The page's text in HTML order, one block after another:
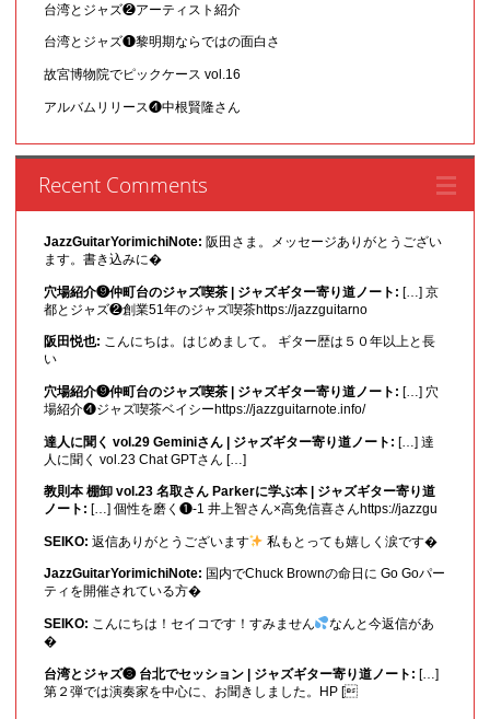
台湾とジャズ❷アーティスト紹介
台湾とジャズ❶黎明期ならではの面白さ
故宮博物院でピックケース vol.16
アルバムリリース❹中根賢隆さん
Recent Comments
JazzGuitarYorimichiNote: 阪田さま。メッセージありがとうござい
ます。書き込みに�
穴場紹介❾仲町台のジャズ喫茶 | ジャズギター寄り道ノート: […] 京
都とジャズ❷創業51年のジャズ喫茶https://jazzguitarno
阪田悦也: こんにちは。はじめまして。 ギター歴は５０年以上と長
い
穴場紹介❾仲町台のジャズ喫茶 | ジャズギター寄り道ノート: […] 穴
場紹介❹ジャズ喫茶ベイシーhttps://jazzguitarnote.info/
達人に聞く vol.29 Geminiさん | ジャズギター寄り道ノート: […] 達
人に聞く vol.23 Chat GPTさん […]
教則本 棚卸 vol.23 名取さん Parkerに学ぶ本 | ジャズギター寄り道
ノート: […] 個性を磨く❶-1 井上智さん×高免信喜さんhttps://jazzgu
SEIKO: 返信ありがとうございます 私もとっても嬉しく涙です�
JazzGuitarYorimichiNote: 国内でChuck Brownの命日に Go Goパー
ティを開催されている方�
SEIKO: こんにちは！セイコです！すみません
なんと今返信があ
�
台湾とジャズ❸ 台北でセッション | ジャズギター寄り道ノート: […]
第２弾では演奏家を中心に、お聞きしました。HP [